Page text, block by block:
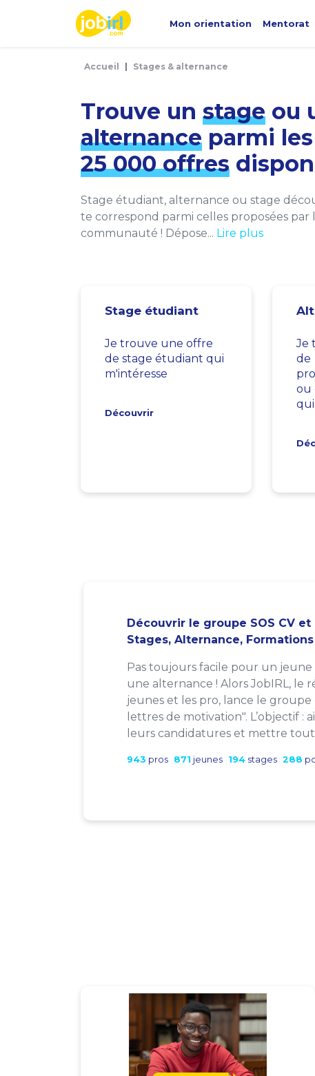
Mon orientation Mentorat
Accueil Stages & alternance
Trouve un stage ou
alternance parmi les
25 000 offres
Stage étudiant, alternance ou stage
te correspond parmi celles proposées par
communauté ! Dépose... Lire plus
Stage étudiant
Je trouve une offre
de stage étudiant qui
m'intéresse
Découvrir
Je
de
ou
Découvrir le groupe SOS CV
Stages, Alternance, Formations
Pas toujours facile pour un
une alternance ! Alors JobIRL, le
jeunes et les pro, lance le groupe
lettres de motivation". L’objectif :
leurs candidatures et mettre
943 pros 871 jeunes 194 stages 288
Panneau de gestion des cookies